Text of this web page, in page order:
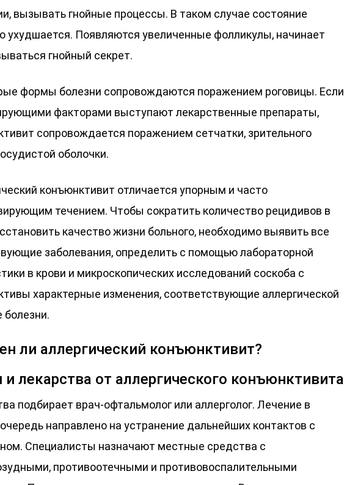
вызывать гнойные процессы. В таком случае состояние
ухудшается. Появляются увеличенные фолликулы, начинает
гнойный секрет.
формы болезни сопровождаются поражением роговицы. Если
факторами выступают лекарственные препараты,
сопровождается поражением сетчатки, зрительного
оболочки.
конъюнктивит отличается упорным и часто
течением. Чтобы сократить количество рецидивов в
качество жизни больного, необходимо выявить все
заболевания, определить с помощью лабораторной
в крови и микроскопических исследований соскоба с
характерные изменения, соответствующие аллергической
болезни.
ли аллергический конъюнктивит?
и лекарства от аллергического конъюнктивита
подбирает врач-офтальмолог или аллерголог. Лечение в
направлено на устранение дальнейших контактов с
Специалисты назначают местные средства с
противоотечными и противовоспалительными